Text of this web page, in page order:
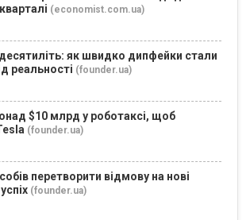
(economist.com.ua)
як швидко дипфейки стали
реальності (founder.ua)
$10 млрд у роботаксі, щоб
(founder.ua)
перетворити відмову на нові
(founder.ua)